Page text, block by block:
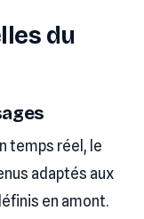
du
temps réel, le
adaptés aux
en amont.